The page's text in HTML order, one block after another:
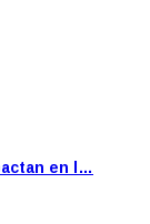
en l…